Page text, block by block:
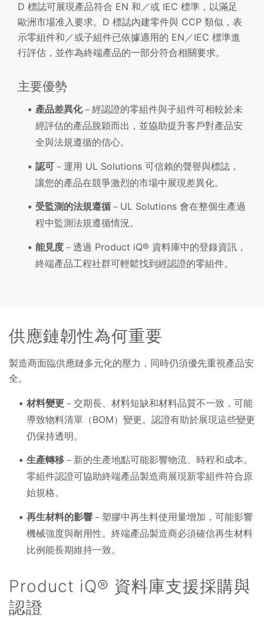
D 標誌可展現產品符合 EN 和／或 IEC 標準，以滿足
歐洲市場准入要求。D 標誌內建零件與 CCP 類似，表
示零組件和／或子組件已依據適用的 EN／IEC 標準進
行評估，並作為終端產品的一部分符合相關要求。
主要優勢
產品差異化－經認證的零組件與子組件可相較於未
經評估的產品脫穎而出，並協助提升客戶對產品安
全與法規遵循的信心。
認可 －運用 UL Solutions 可信賴的聲譽與標誌，
讓您的產品在競爭激烈的市場中展現差異化。
受監測的法規遵循 －UL Solutions 會在整個生產過
程中監測法規遵循情況。
能見度 －透過 Product iQ® 資料庫中的登錄資訊，
終端產品工程社群可輕鬆找到經認證的零組件。
供應鏈韌性為何重要
製造商面臨供應鏈多元化的壓力，同時仍須優先重視產品安
全。
材料變更 －交期長、材料短缺和材料品質不一致，可能
導致物料清單（BOM）變更。認證有助於展現這些變更
仍保持透明。
生產轉移 －新的生產地點可能影響物流、時程和成本。
零組件認證可協助終端產品製造商展現新零組件符合原
始規格。
再生材料的影響 －塑膠中再生料使用量增加，可能影響
機械強度與耐用性。終端產品製造商必須確信再生材料
比例能長期維持一致。
Product iQ® 資料庫支援採購與
認證